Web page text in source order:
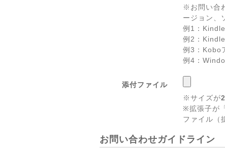
※お問い合
ージョン、
例1：
例2：
例3：Kobo
例4：
添付ファイル
※サイズが
※拡張子が
ファイル（
お問い合わせガイドライン